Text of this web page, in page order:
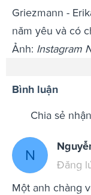
Griezmann -
năm yêu và có
Ảnh: Instagram
Bình luận
Chia sẻ
N
Đăng
Một anh chàng